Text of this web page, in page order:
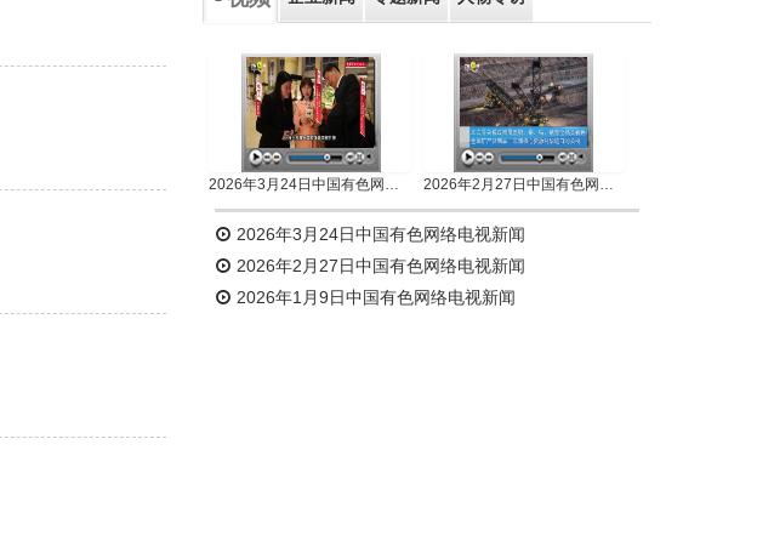
2026年3月24日中国有色网络电视新闻 2026年2月27日中国有色网络电视新闻
2026年3月24日中国有色网络电视新闻
2026年2月27日中国有色网络电视新闻
2026年1月9日中国有色网络电视新闻